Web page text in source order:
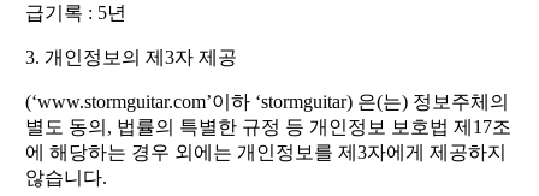
급기록 : 5년
3. 개인정보의 제3자 제공
(‘www.stormguitar.com’이하 ‘stormguitar) 은(는) 정보주체의
별도 동의, 법률의 특별한 규정 등 개인정보 보호법 제17조
에 해당하는 경우 외에는 개인정보를 제3자에게 제공하지
않습니다.